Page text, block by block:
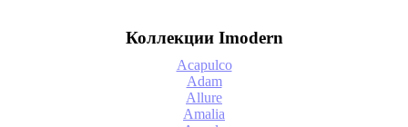
Коллекции Imodern
Acapulco
Adam
Allure
Amalia